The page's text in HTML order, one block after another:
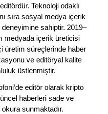
Teknoloji odaklı
sıra sosyal medya içerik
sahiptir. 2019–
medyada içerik üreticisi
üretim süreçlerinde haber
ve editöryal kalite
üstlenmiştir.
editör olarak kripto
haberleri sade ve
sunmaktadır.